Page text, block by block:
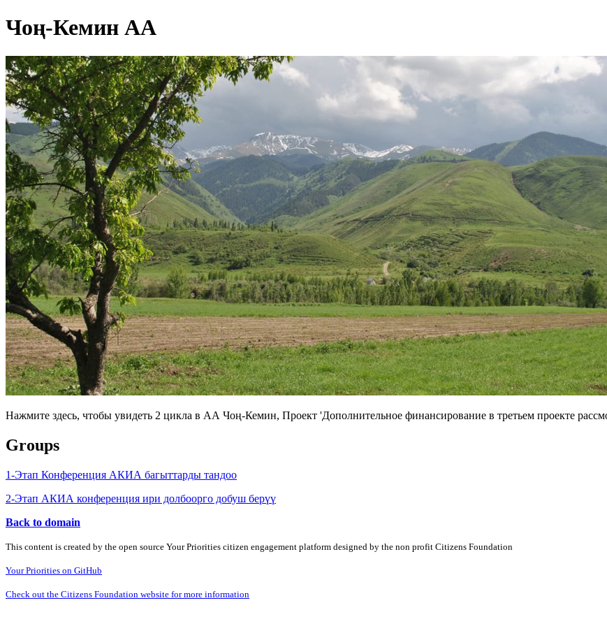
Чоң-Кемин АА
Нажмите здесь, чтобы увидеть 2 цикла в АА Чоң-Кемин, Проект 'Дополнительное финансирование в третьем проекте
Groups
1-Этап Конференция АКИА багыттарды тандоо
2-Этап АКИА конференция ири долбоорго добуш берүү
Back to domain
This content is created by the open source Your Priorities citizen engagement platform designed by the non profit Citizens Foundation
Your Priorities on GitHub
Check out the Citizens Foundation website for more information